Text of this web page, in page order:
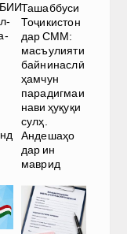
Ташаббуси
Тоҷикистон
дар СММ:
масъулияти
байнинаслӣ
ҳамчун
парадигмаи
нави ҳуқуқи
сулҳ.
Андешаҳо
дар ин
маврид